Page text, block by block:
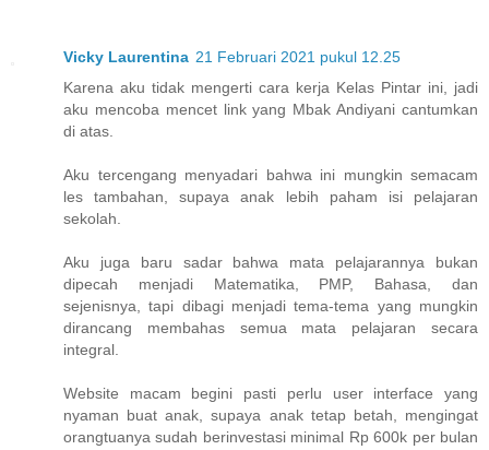
Vicky Laurentina 21 Februari 2021 pukul 12.25
Karena aku tidak mengerti cara kerja Kelas Pintar ini, jadi
aku mencoba mencet link yang Mbak Andiyani cantumkan
di atas.
Aku tercengang menyadari bahwa ini mungkin semacam
les tambahan, supaya anak lebih paham isi pelajaran
sekolah.
Aku juga baru sadar bahwa mata pelajarannya bukan
dipecah menjadi Matematika, PMP, Bahasa, dan
sejenisnya, tapi dibagi menjadi tema-tema yang mungkin
dirancang membahas semua mata pelajaran secara
integral.
Website macam begini pasti perlu user interface yang
nyaman buat anak, supaya anak tetap betah, mengingat
orangtuanya sudah berinvestasi minimal Rp 600k per bulan